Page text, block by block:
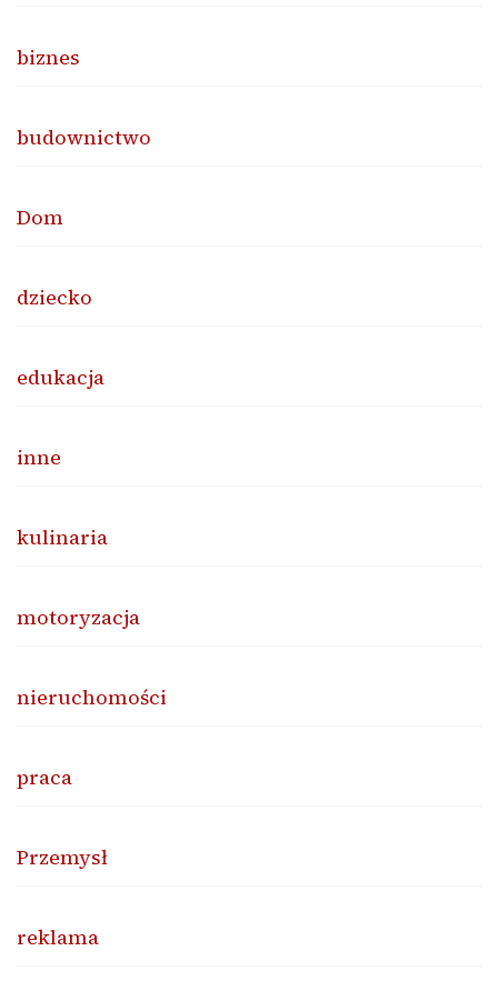
biznes
budownictwo
Dom
dziecko
edukacja
inne
kulinaria
motoryzacja
nieruchomości
praca
Przemysł
reklama